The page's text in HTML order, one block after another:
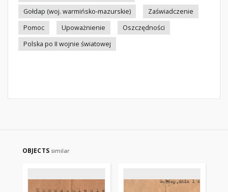
Gołdap (woj. warmińsko-mazurskie)
Zaświadczenie
Pomoc
Upoważnienie
Oszczędności
Polska po II wojnie światowej
OBJECTS similar